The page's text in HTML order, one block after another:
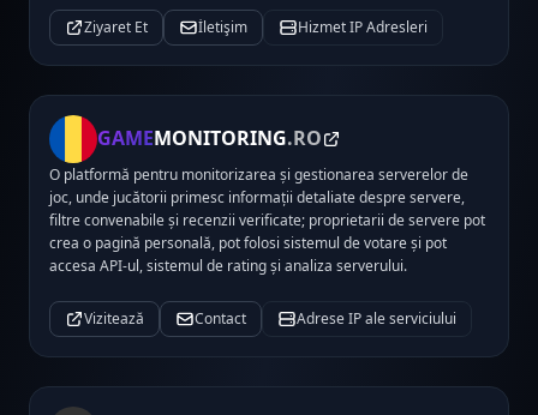
Ziyaret Et İletişim Hizmet IP Adresleri
GAMEMONITORING.RO
O platformă pentru monitorizarea și gestionarea serverelor de
joc, unde jucătorii primesc informații detaliate despre servere,
filtre convenabile și recenzii verificate; proprietarii de servere pot
crea o pagină personală, pot folosi sistemul de votare și pot
accesa API-ul, sistemul de rating și analiza serverului.
Vizitează Contact Adrese IP ale serviciului